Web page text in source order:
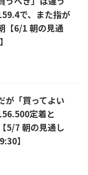
で、また指が
【6/1 朝の見通
が「買ってよい
定着と
5/7 朝の見通し
】